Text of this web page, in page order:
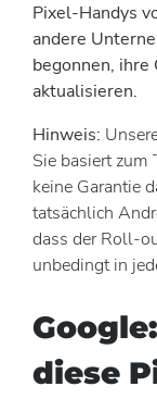
Pixel-Handys
andere
begonnen, ihre
aktualisieren.
Hinweis:
Sie basiert zum
keine Garantie
tatsächlich
dass der Roll-
unbedingt in
diese